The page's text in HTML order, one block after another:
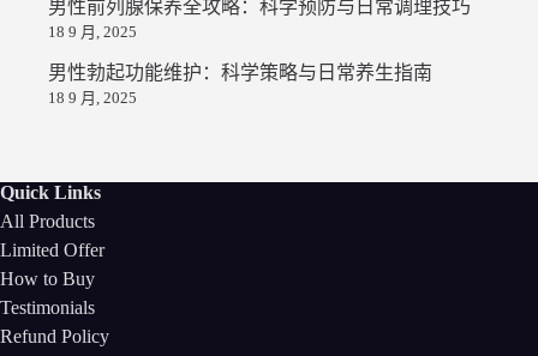
男性前列腺保养全攻略：科学预防与日常调理技巧
18 9 月, 2025
男性勃起功能维护：科学策略与日常养生指南
18 9 月, 2025
Quick Links
All Products
Limited Offer
How to Buy
Testimonials
Refund Policy